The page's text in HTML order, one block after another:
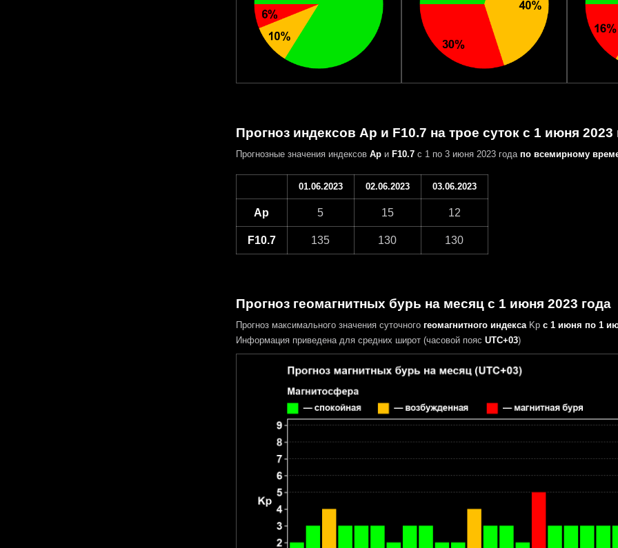
Прогноз индексов Ap и F10.7 на трое суток с 1 июня 2023
Прогнозные значения индексов Apи F10.7с 1 по 3 июня 2023 года по всемирному
01.06.2023 02.06.2023 03.06.2023
Ap 5 15 12
F10.7 135 130 130
Прогноз геомагнитных бурь на месяц с 1 июня 2023 года
Прогноз максимального значения суточного геомагнитного индексаKp с 1 июня по 1
Информация приведена для средних широт (часовой пояс UTC+03)